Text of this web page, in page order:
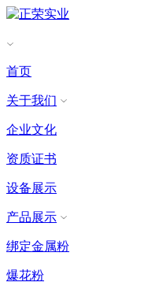
首页
关于我们
企业文化
资质证书
设备展示
产品展示
绑定金属粉
爆花粉